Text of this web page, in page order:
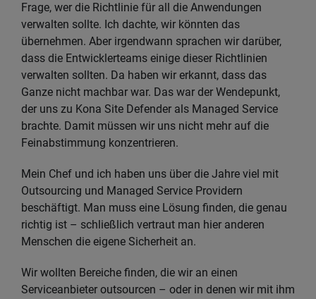
Frage, wer die Richtlinie für all die Anwendungen
verwalten sollte. Ich dachte, wir könnten das
übernehmen. Aber irgendwann sprachen wir darüber,
dass die Entwicklerteams einige dieser Richtlinien
verwalten sollten. Da haben wir erkannt, dass das
Ganze nicht machbar war. Das war der Wendepunkt,
der uns zu Kona Site Defender als Managed Service
brachte. Damit müssen wir uns nicht mehr auf die
Feinabstimmung konzentrieren.
Mein Chef und ich haben uns über die Jahre viel mit
Outsourcing und Managed Service Providern
beschäftigt. Man muss eine Lösung finden, die genau
richtig ist – schließlich vertraut man hier anderen
Menschen die eigene Sicherheit an.
Wir wollten Bereiche finden, die wir an einen
Serviceanbieter outsourcen – oder in denen wir mit ihm